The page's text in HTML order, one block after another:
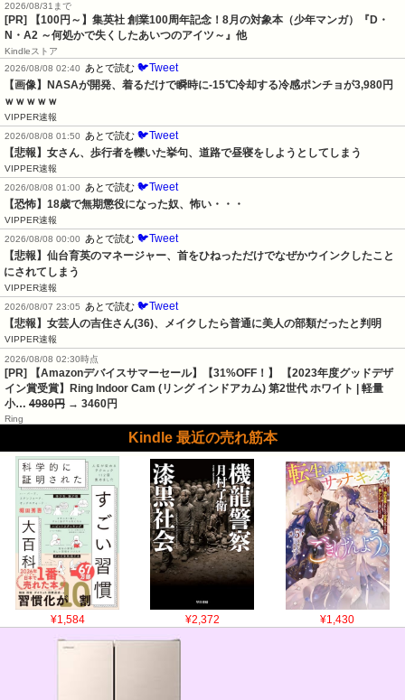
2026/08/31まで
[PR]
【100円～】集英社 創業100周年記念！8月の対象本（少年マンガ）『D・
N・A2 ～何処かで失くしたあいつのアイツ～』他
Kindleストア
2026/08/08 02:40 あとで読む 🐦Tweet
【画像】NASAが開発、着るだけで瞬時に-15℃冷却する冷感ポンチョが3,980円
ｗｗｗｗｗ
VIPPER速報
2026/08/08 01:50 あとで読む 🐦Tweet
【悲報】女さん、歩行者を轢いた挙句、道路で昼寝をしようとしてしまう
VIPPER速報
2026/08/08 01:00 あとで読む 🐦Tweet
【恐怖】18歳で無期懲役になった奴、怖い・・・
VIPPER速報
2026/08/08 00:00 あとで読む 🐦Tweet
【悲報】仙台育英のマネージャー、首をひねっただけでなぜかウインクしたこと
にされてしまう
VIPPER速報
2026/08/07 23:05 あとで読む 🐦Tweet
【悲報】女芸人の吉住さん(36)、メイクしたら普通に美人の部類だったと判明
VIPPER速報
2026/08/08 02:30時点
[PR] 【Amazonデバイスサマーセール】【31%OFF！】 【2023年度グッドデザ
イン賞受賞】Ring Indoor Cam (リング インドアカム) 第2世代 ホワイト | 軽量
小… 4980円 → 3460円
Ring
Kindle 最近の売れ筋本
¥1,584 ¥2,372 ¥1,430